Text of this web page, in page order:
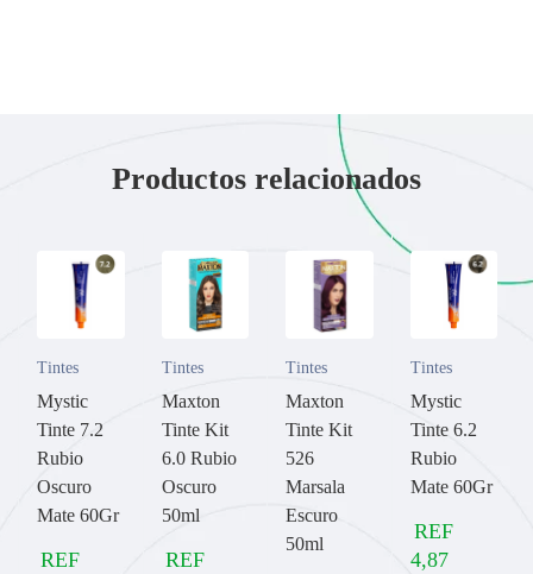
Productos relacionados
Tintes
Mystic
Tinte 7.2
Rubio
Oscuro
Mate 60Gr
REF
Tintes
Maxton
Tinte Kit
6.0 Rubio
Oscuro
50ml
REF
Tintes
Maxton
Tinte Kit
526
Marsala
Escuro
50ml
Tintes
Mystic
Tinte 6.2
Rubio
Mate 60Gr
REF
4,87